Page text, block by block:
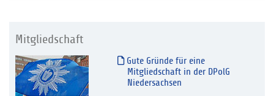
Mitgliedschaft
Gute Gründe für eine
Mitgliedschaft in der DPolG
Niedersachsen